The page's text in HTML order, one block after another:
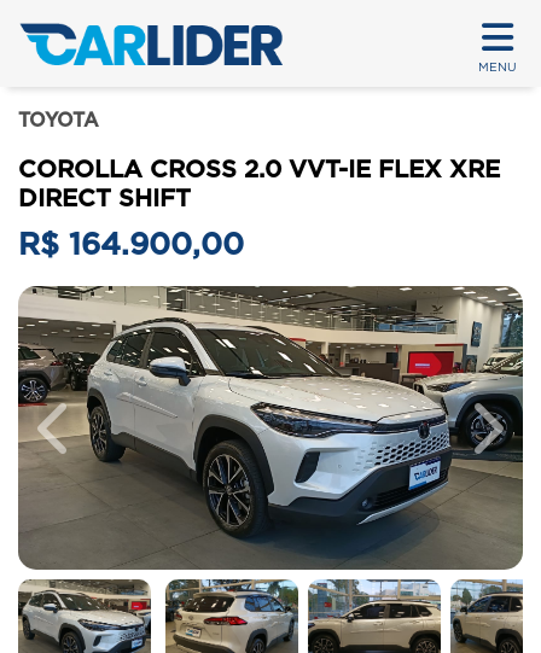
MENU
TOYOTA
COROLLA CROSS 2.0 VVT-IE FLEX XRE
DIRECT SHIFT
R$ 164.900,00
Previous Next